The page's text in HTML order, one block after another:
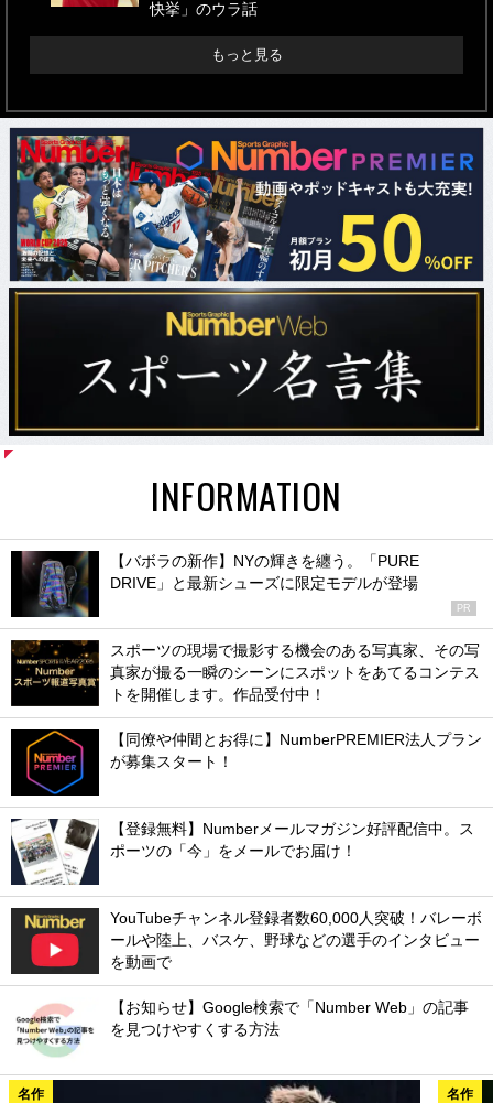
快挙」のウラ話
もっと見る
INFORMATION
【バボラの新作】NYの輝きを纏う。「PURE
DRIVE」と最新シューズに限定モデルが登場
PR
スポーツの現場で撮影する機会のある写真家、その写
真家が撮る一瞬のシーンにスポットをあてるコンテス
トを開催します。作品受付中！
【同僚や仲間とお得に】NumberPREMIER法人プラン
が募集スタート！
【登録無料】Numberメールマガジン好評配信中。ス
ポーツの「今」をメールでお届け！
YouTubeチャンネル登録者数60,000人突破！バレーボ
ールや陸上、バスケ、野球などの選手のインタビュー
を動画で
【お知らせ】Google検索で「Number Web」の記事
を見つけやすくする方法
名作 名作